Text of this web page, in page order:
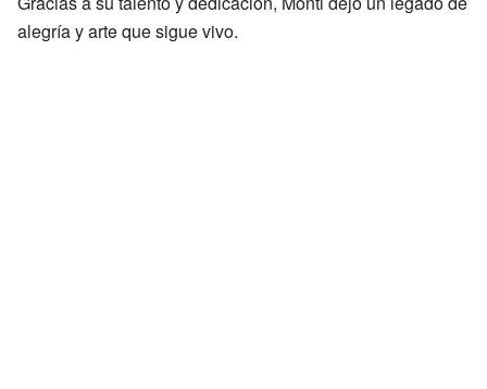
alegría y arte que sigue vivo.